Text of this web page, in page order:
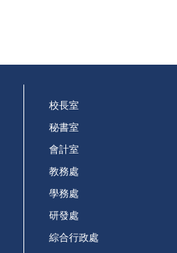
校長室
秘書室
會計室
教務處
學務處
研發處
綜合行政處